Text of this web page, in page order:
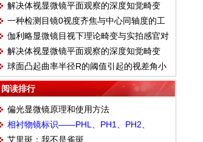
焦距对应关系汇总
解决体视显微镜平面观察的深度知觉畸变
（馒头状）本质：畸变
一种检测目镜0视度齐焦与中心同轴度的工
装方法：类似机械筒长仪
伽利略显微镜目视下理论畸变与实拍感官对
比
解决体视显微镜平面观察的深度知觉畸变
（馒头状）——角度差相对比值Δθ
球面凸起曲率半径R的阈值引起的视差角小
于人眼阈值时无法分辨“凸面”与“平面”——
R>K*(H/L)
阅读排行
偏光显微镜原理和使用方法
相衬物镜标识——PHL、PH1、PH2、
艾里斑：我不是雀斑